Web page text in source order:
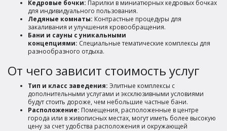
Кедровые бочки: Парилки в миниатюрных кедровых бочках
для индивидуального пользования.
Ледяные комнаты: Контрастные процедуры для
закаливания и улучшения кровообращения.
Бани и сауны с уникальными
концепциями: Специальные тематические комплексы для
разнообразного отдыха.
От чего зависит стоимость услуг
Тип и класс заведения: Элитные комплексы с
дополнительными услугами и эксклюзивными условиями
будут стоить дороже, чем небольшие частные бани.
Расположение: Помещения, расположенные в центре
города или в живописных местах, могут иметь более высокую
цену за счет удобства расположения и окружающей